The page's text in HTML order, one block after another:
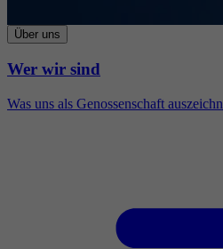
Über uns
Wer wir sind
Was uns als Genossenschaft